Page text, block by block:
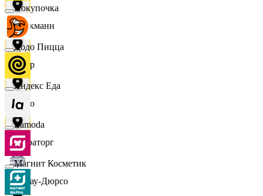
Стокманн
Cпар
demo
Мираторг
Абрау-Дюрсо
Покупочка
Додо Пицца
Яндекс Еда
Lamoda
Магнит Косметик